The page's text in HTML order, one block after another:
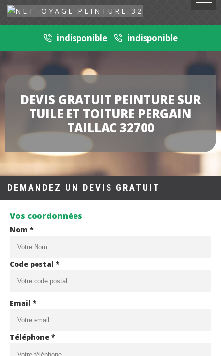
indisponible indisponible
DEVIS GRATUIT PEINTURE SUR
TUILE ET TOITURE PERGAIN
TAILLAC 32700
DEMANDEZ UN DEVIS GRATUIT
Vos coordonnées
Nom *
Code postal *
Email *
Téléphone *